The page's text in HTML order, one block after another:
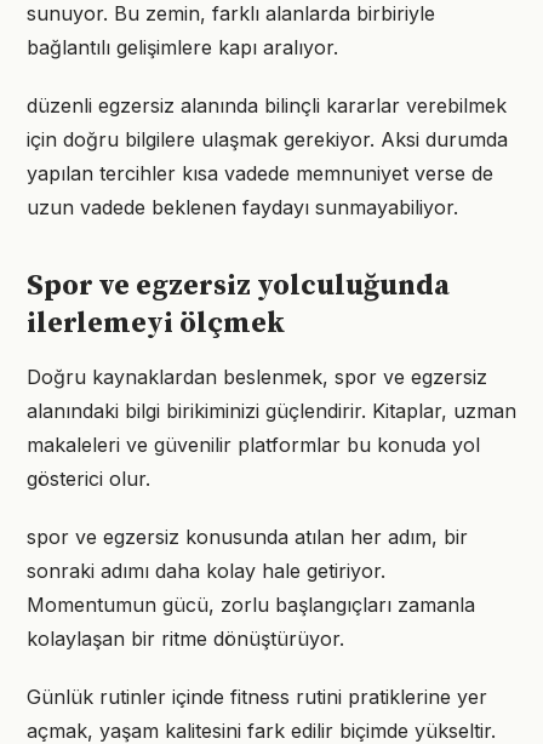
sunuyor. Bu zemin, farklı alanlarda birbiriyle
bağlantılı gelişimlere kapı aralıyor.
düzenli egzersiz alanında bilinçli kararlar verebilmek
için doğru bilgilere ulaşmak gerekiyor. Aksi durumda
yapılan tercihler kısa vadede memnuniyet verse de
uzun vadede beklenen faydayı sunmayabiliyor.
Spor ve egzersiz yolculuğunda
ilerlemeyi ölçmek
Doğru kaynaklardan beslenmek, spor ve egzersiz
alanındaki bilgi birikiminizi güçlendirir. Kitaplar, uzman
makaleleri ve güvenilir platformlar bu konuda yol
gösterici olur.
spor ve egzersiz konusunda atılan her adım, bir
sonraki adımı daha kolay hale getiriyor.
Momentumun gücü, zorlu başlangıçları zamanla
kolaylaşan bir ritme dönüştürüyor.
Günlük rutinler içinde fitness rutini pratiklerine yer
açmak, yaşam kalitesini fark edilir biçimde yükseltir.